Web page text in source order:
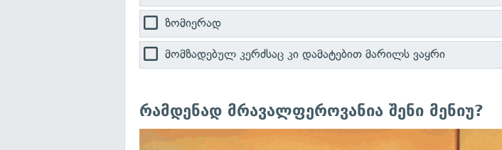
ზომიერად
მომზადებულ კერძსაც კი დამატებით მარილს ვაყრი
რამდენად მრავალფეროვანია შენი მენიუ?